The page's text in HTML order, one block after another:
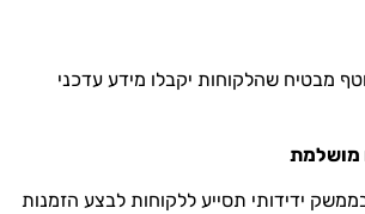
מבטיח שהלקוחות יקבלו מידע עדכני
ידידותי תסייע ללקוחות לבצע הזמנות